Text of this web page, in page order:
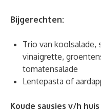
Bijgerechten:
Trio van
vinaigrette,
tomatensalade
Lentepasta of
Koude sausjes v/h